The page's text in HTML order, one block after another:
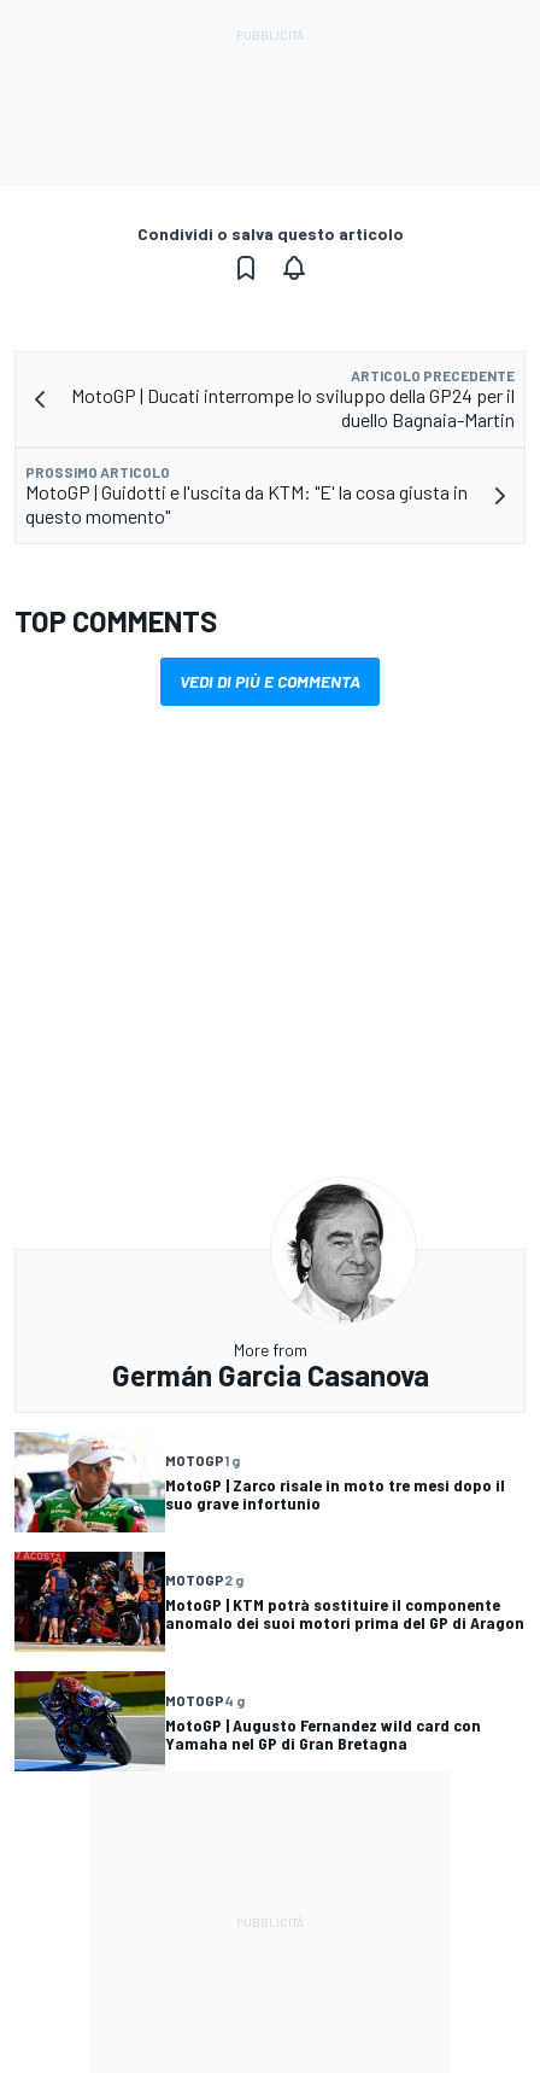
Condividi o salva questo articolo
ARTICOLO PRECEDENTE
MotoGP | Ducati interrompe lo sviluppo della GP24 per il
duello Bagnaia-Martin
PROSSIMO ARTICOLO
MotoGP | Guidotti e l'uscita da KTM: "E' la cosa giusta in
questo momento"
TOP COMMENTS
VEDI DI PIÙ E COMMENTA
More from
Germán Garcia Casanova
MOTOGP1 g
MotoGP | Zarco risale in moto tre mesi dopo il
suo grave infortunio
MOTOGP2 g
MotoGP | KTM potrà sostituire il componente
anomalo dei suoi motori prima del GP di Aragon
MOTOGP4 g
MotoGP | Augusto Fernandez wild card con
Yamaha nel GP di Gran Bretagna